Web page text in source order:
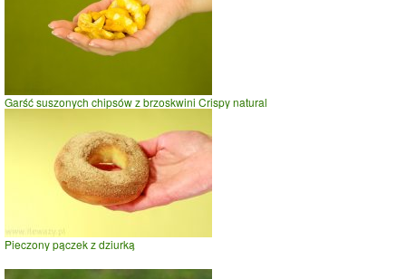
Garść suszonych chipsów z brzoskwini Crispy natural
Pieczony pączek z dziurką